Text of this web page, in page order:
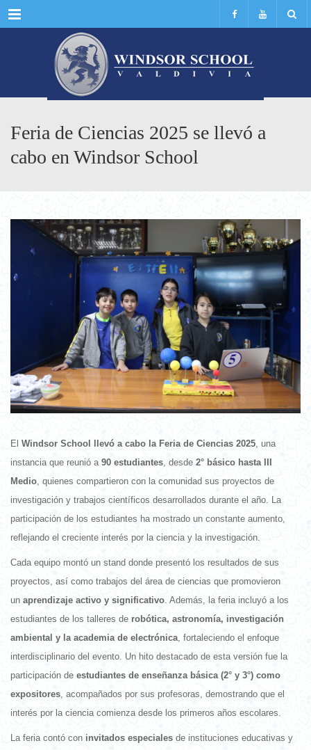
Menu
Feria de Ciencias 2025 se llevó a
cabo en Windsor School
El Windsor School llevó a cabo la Feria de Ciencias 2025 , una
instancia que reunió a 90 estudiantes , desde 2° básico hasta III
Medio , quienes compartieron con la comunidad sus proyectos de
investigación y trabajos científicos desarrollados durante el año. La
participación de los estudiantes ha mostrado un constante aumento,
reflejando el creciente interés por la ciencia y la investigación.
Cada equipo montó un stand donde presentó los resultados de sus
proyectos, así como trabajos del área de ciencias que promovieron
un aprendizaje activo y significativo . Además, la feria incluyó a los
estudiantes de los talleres de robótica, astronomía, investigación
ambiental y la academia de electrónica , fortaleciendo el enfoque
interdisciplinario del evento. Un hito destacado de esta versión fue la
participación de estudiantes de enseñanza básica (2° y 3°) como
expositores , acompañados por sus profesoras, demostrando que el
interés por la ciencia comienza desde los primeros años escolares.
La feria contó con invitados especiales de instituciones educativas y